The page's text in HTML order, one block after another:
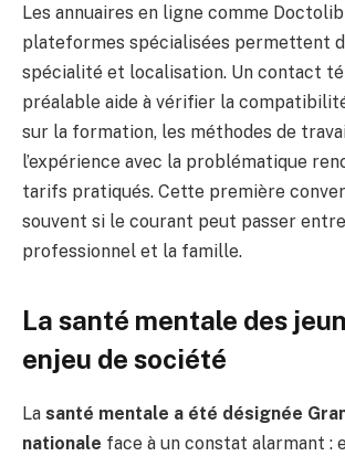
Les annuaires en ligne comme
plateformes spécialisées permettent
spécialité et localisation. Un contact
préalable aide à vérifier la
sur la formation, les méthodes de
l’expérience avec la problématique
tarifs pratiqués. Cette première
souvent si le courant peut passer
professionnel et la famille.
La santé mentale des
enjeu de société
La santé mentale a été désignée
nationale face à un constat alarmant :